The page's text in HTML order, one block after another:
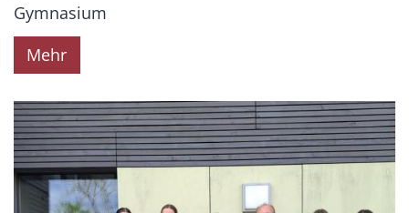
Gymnasium
Mehr